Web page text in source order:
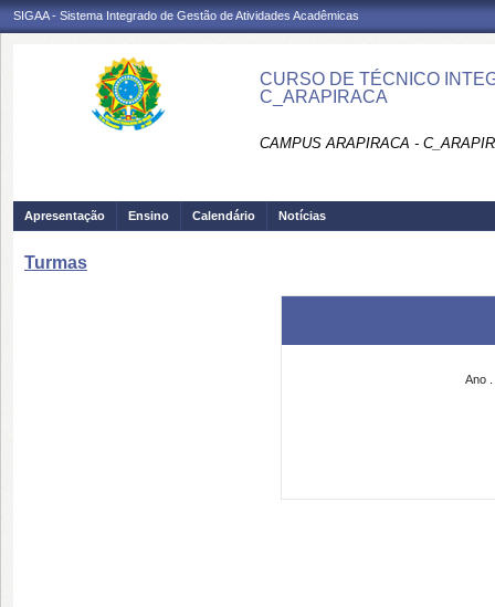
SIGAA - Sistema Integrado de Gestão de Atividades Acadêmicas
CURSO DE TÉCNICO
C_ARAPIRACA
CAMPUS ARAPIRACA -
Apresentação Ensino Calendário Notícias
Turmas
Ano